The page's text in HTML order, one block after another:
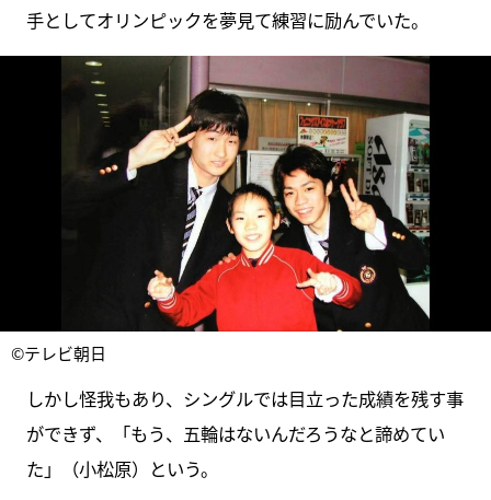
手としてオリンピックを夢見て練習に励んでいた。
©テレビ朝日
しかし怪我もあり、シングルでは目立った成績を残す事
ができず、「もう、五輪はないんだろうなと諦めてい
た」（小松原）という。